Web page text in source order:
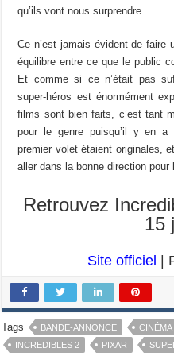
qu’ils vont nous surprendre.
Ce n’est jamais évident de
équilibre entre ce que le public
Et comme si ce n’était pas
super-héros est énormément
films sont bien faits, c’est tant
pour le genre puisqu’il y en a
premier volet étaient originales,
aller dans la bonne direction pour
Retrouvez
15
Site officiel |
Tags BANDE-ANNONCE CINÉMA
INCREDIBLES 2
PIXAR